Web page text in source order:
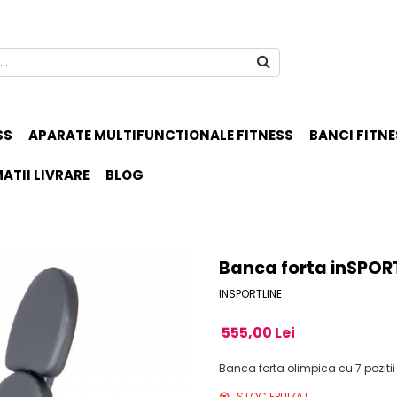
APARATE MULTIFUNCTIONALE FITNESS BANCI
LIVRARE BLOG
Banca forta
INSPORTLINE
555,00 Lei
Banca forta olimpica cu 7